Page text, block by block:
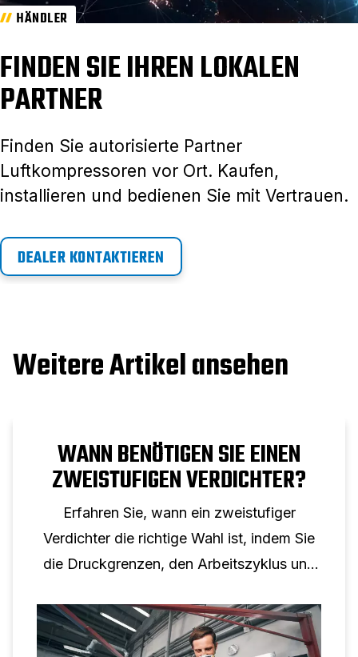
HÄNDLER
FINDEN SIE IHREN LOKALEN
PARTNER
Finden Sie autorisierte Partner
Luftkompressoren vor Ort. Kaufen,
installieren und bedienen Sie mit Vertrauen.
DEALER KONTAKTIEREN
Weitere Artikel ansehen
WANN BENÖTIGEN SIE EINEN
ZWEISTUFIGEN VERDICHTER?
Erfahren Sie, wann ein zweistufiger
Verdichter die richtige Wahl ist, indem Sie
die Druckgrenzen, den Arbeitszyklus und